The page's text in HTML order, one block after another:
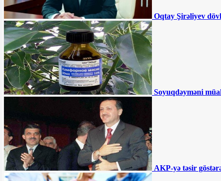
Azərbaycanda QHT sədri
DƏHŞƏTLİ QƏZADA öldü
Müdafiə nazirin kortejinə
hücum olundu - ÖLƏNLƏR VAR
Sürücülərin NƏZƏRİNƏ:
Bu ərazilərdə radara düşmüsünüzsə, ləğv
İki qurum birləşdirilir,
Samir Şərifov yola salınır - Şok təfərrüat
Səhiyyədə “şəkər
müəmması” - Pulsuz verilsə də...
Oqtay Şirəliyev
Soyuqdəyməni
AKP-yə təsir